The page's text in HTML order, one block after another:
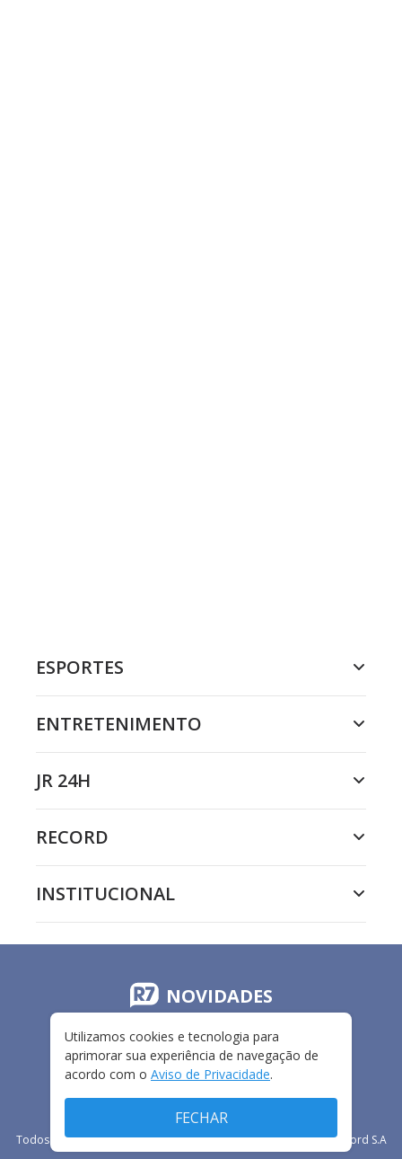
ESPORTES
ENTRETENIMENTO
JR 24H
RECORD
INSTITUCIONAL
NOVIDADES
Todos os direitos reservados - 2009-2026- Rádio e Televisão Record S.A
Utilizamos cookies e tecnologia para
aprimorar sua experiência de navegação de
acordo com o Aviso de Privacidade.
FECHAR